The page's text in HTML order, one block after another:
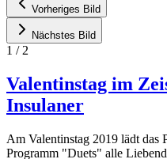
Vorheriges Bild
Nächstes Bild
1 / 2
Valentinstag im
Insulaner
Am Valentinstag 2019 lädt das
Programm "Duets" alle